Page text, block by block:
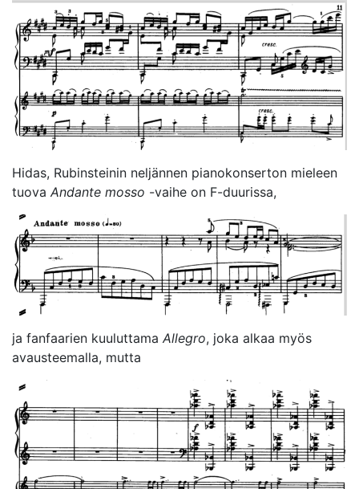
Hidas, Rubinsteinin neljännen pianokonserton mieleen
tuova Andante mosso -vaihe on F-duurissa,
ja fanfaarien kuuluttama Allegro, joka alkaa myös
avausteemalla, mutta